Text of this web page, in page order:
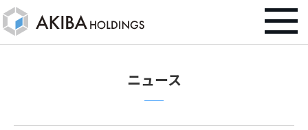
ニュース